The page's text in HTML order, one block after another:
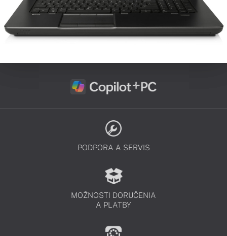
PODPORA A SERVIS
MOŽNOSTI DORUČENIA
A PLATBY